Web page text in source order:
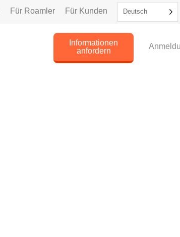
Für Roamler Für Kunden Deutsch
Informationen
anfordern